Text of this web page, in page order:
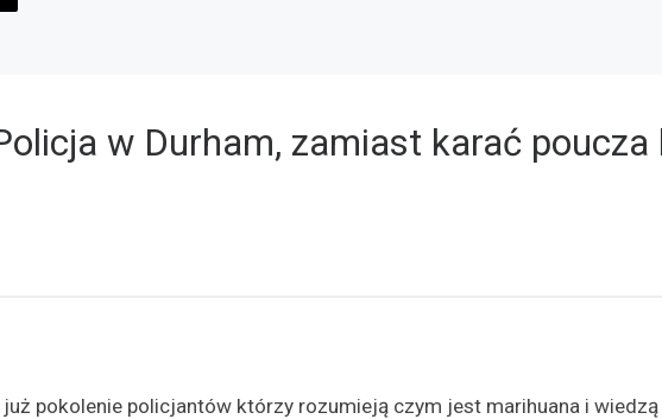
w Durham, zamiast karać
pokolenie policjantów którzy rozumieją czym jest marihuana i wiedzą